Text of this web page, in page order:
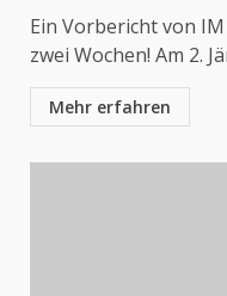
Ein Vorbericht von
zwei Wochen! Am 2.
Mehr erfahren